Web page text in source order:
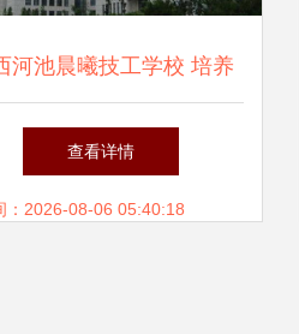
河池晨曦技工学校 培养
软件开发人才的沃土
查看详情
：2026-08-06 05:40:18